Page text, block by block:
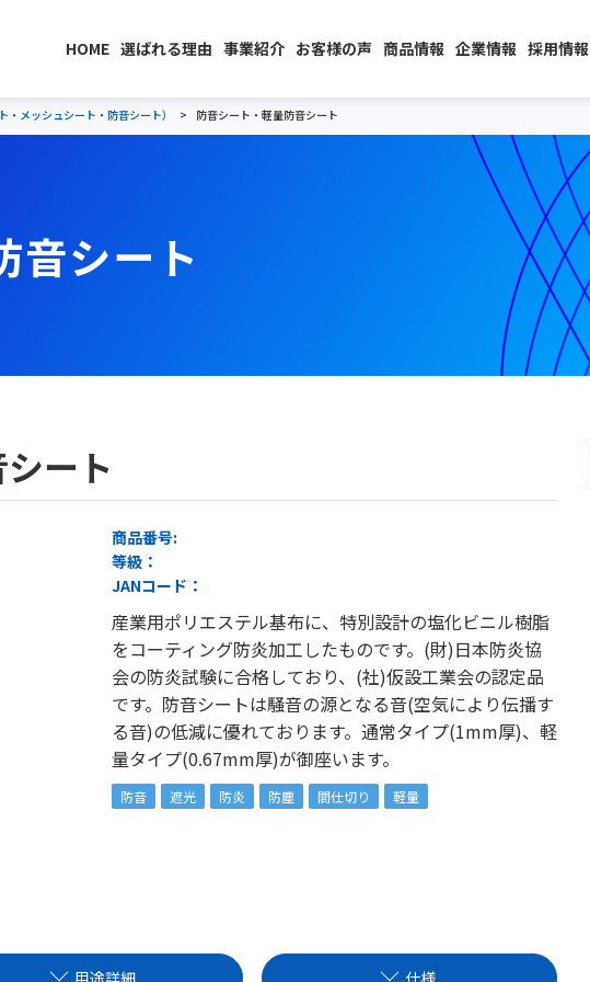
HOME 選ばれる理由 事業紹介 お客様の声 商品情報 企業情報 採用情報
メッシュシート・防音シート） 防音シート・軽量防音シート
音シート
ート
商品番号:
等級：
JANコード：
産業用ポリエステル基布に、特別設計の塩化ビニル樹脂
をコーティング防炎加工したものです。(財)日本防炎協
会の防炎試験に合格しており、(社)仮設工業会の認定品
です。防音シートは騒音の源となる音(空気により伝播す
る音)の低減に優れております。通常タイプ(1mm厚)、軽
量タイプ(0.67mm厚)が御座います。
防音 遮光 防炎 防塵 間仕切り 軽量